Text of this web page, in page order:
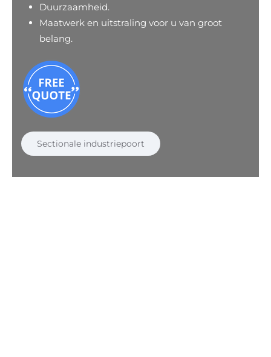
Duurzaamheid.
Maatwerk en uitstraling voor u van groot
belang.
Sectionale industriepoort